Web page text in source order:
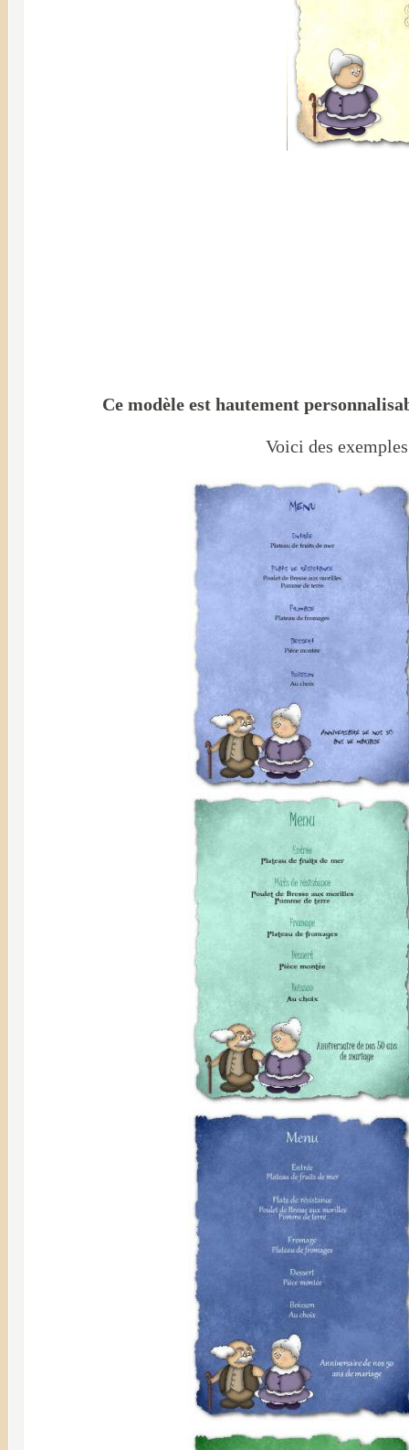
Ce modèle est hautement
Voici des